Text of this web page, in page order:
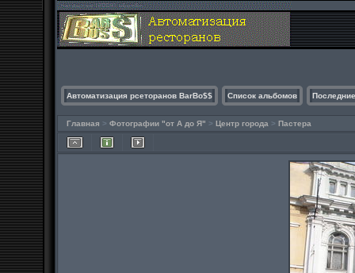
Автоматизация рсеторанов BarBo$$ Список альбомов
Главная > Фотографии "от А до Я" > Центр города > Пастера